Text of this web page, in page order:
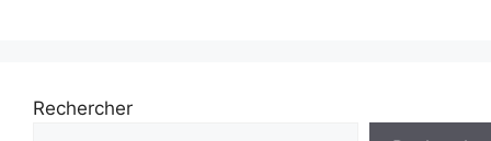
Rechercher